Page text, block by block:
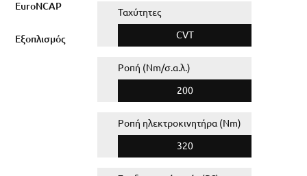
EuroNCAP
Εξοπλισμός
Ταχύτητες
CVT
Ροπή (Nm/σ.α.λ.)
200
Ροπή ηλεκτροκινητήρα (Nm)
320